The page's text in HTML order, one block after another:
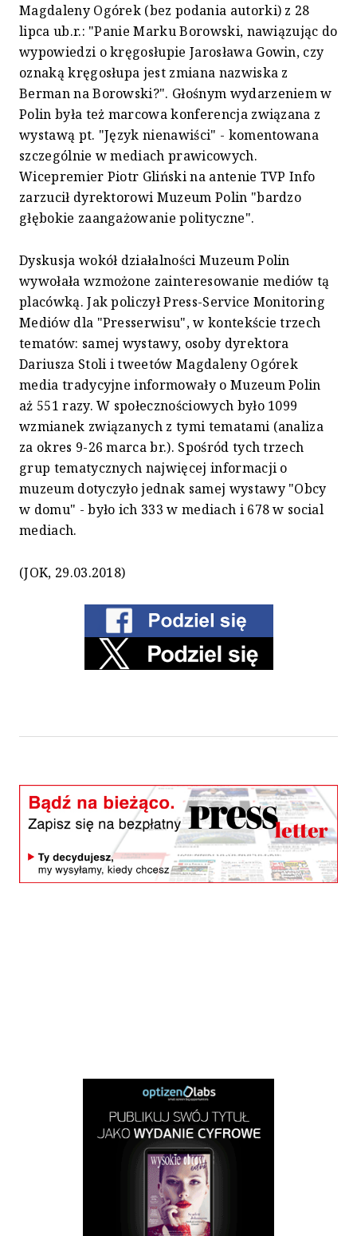
Magdaleny Ogórek (bez podania autorki) z 28
lipca ub.r.: "Panie Marku Borowski, nawiązując do
wypowiedzi o kręgosłupie Jarosława Gowin, czy
oznaką kręgosłupa jest zmiana nazwiska z
Berman na Borowski?". Głośnym wydarzeniem w
Polin była też marcowa konferencja związana z
wystawą pt. "Język nienawiści" - komentowana
szczególnie w mediach prawicowych.
Wicepremier Piotr Gliński na antenie TVP Info
zarzucił dyrektorowi Muzeum Polin "bardzo
głębokie zaangażowanie polityczne".
Dyskusja wokół działalności Muzeum Polin
wywołała wzmożone zainteresowanie mediów tą
placówką. Jak policzył Press-Service Monitoring
Mediów dla "Presserwisu", w kontekście trzech
tematów: samej wystawy, osoby dyrektora
Dariusza Stoli i tweetów Magdaleny Ogórek
media tradycyjne informowały o Muzeum Polin
aż 551 razy. W społecznościowych było 1099
wzmianek związanych z tymi tematami (analiza
za okres 9-26 marca br.). Spośród tych trzech
grup tematycznych najwięcej informacji o
muzeum dotyczyło jednak samej wystawy "Obcy
w domu" - było ich 333 w mediach i 678 w social
mediach.
(JOK, 29.03.2018)